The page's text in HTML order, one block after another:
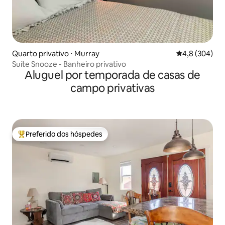
Quarto privativo ⋅ Murray 4,8 de uma
4,8 (304)
Suíte Snooze - Banheiro privativo
Aluguel por temporada de casas de
campo privativas
Entre os melhores preferidos dos hóspedes
Preferido dos hóspedes